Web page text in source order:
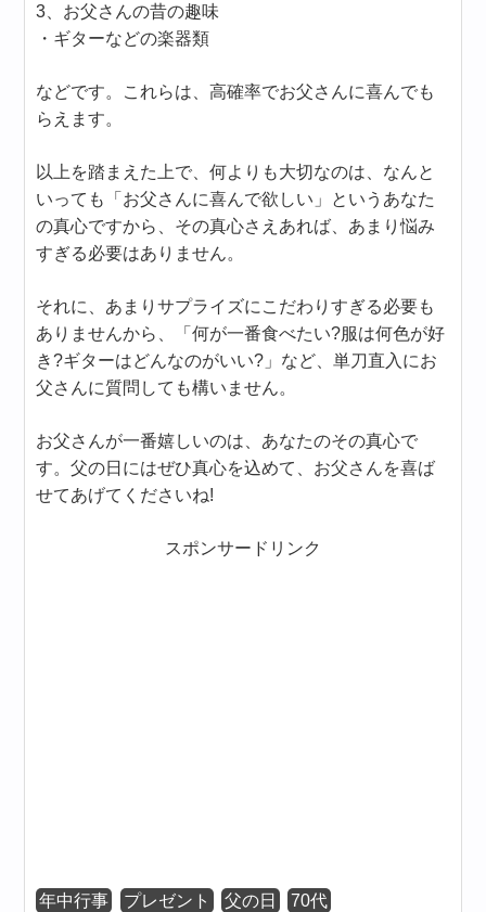
3、お父さんの昔の趣味
・ギターなどの楽器類
などです。これらは、高確率でお父さんに喜んでも
らえます。
以上を踏まえた上で、何よりも大切なのは、なんと
いっても「お父さんに喜んで欲しい」というあなた
の真心ですから、その真心さえあれば、あまり悩み
すぎる必要はありません。
それに、あまりサプライズにこだわりすぎる必要も
ありませんから、「何が一番食べたい?服は何色が好
き?ギターはどんなのがいい?」など、単刀直入にお
父さんに質問しても構いません。
お父さんが一番嬉しいのは、あなたのその真心で
す。父の日にはぜひ真心を込めて、お父さんを喜ば
せてあげてくださいね!
スポンサードリンク
年中行事 プレゼント 父の日 70代